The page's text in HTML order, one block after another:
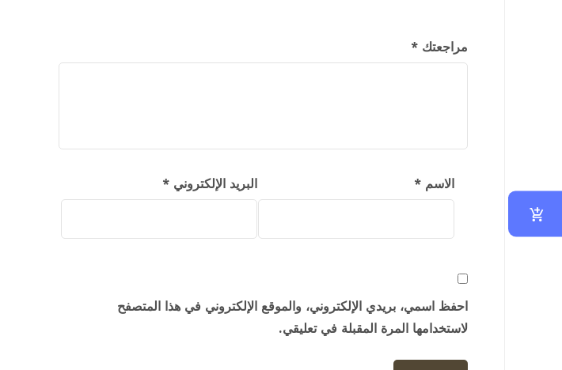
مراجعتك *
الاسم * البريد الإلكتروني *
احفظ اسمي، بريدي الإلكتروني، والموقع الإلكتروني في هذا المتصفح
لاستخدامها المرة المقبلة في تعليقي.